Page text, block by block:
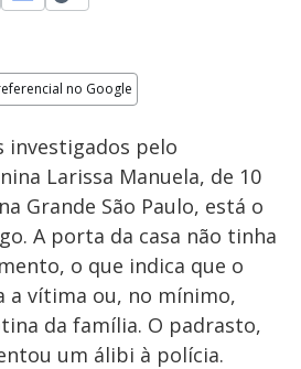
no Google
investigados pelo
Larissa Manuela, de 10
Grande São Paulo, está o
A porta da casa não tinha
o que indica que o
a vítima ou, no mínimo,
da família. O padrasto,
um álibi à polícia.